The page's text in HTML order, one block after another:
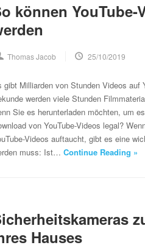
können
Thomas Jacob 25/10/2019
gibt Milliarden von Stunden Videos auf
werden viele Stunden
Sie es herunterladen möchten, um
von YouTube-Videos legal?
Videos auftaucht, gibt es eine
muss: Ist…Continue Reading »
Hauses